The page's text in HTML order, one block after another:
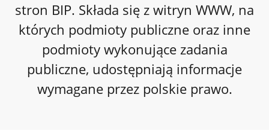
stron BIP. Składa się z witryn WWW, na
których podmioty publiczne oraz inne
podmioty wykonujące zadania
publiczne, udostępniają informacje
wymagane przez polskie prawo.